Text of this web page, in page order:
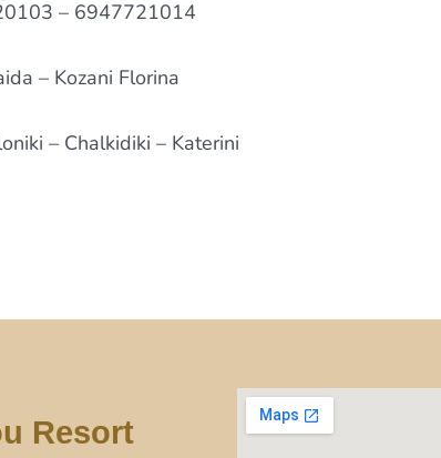
– 6947721014
– Kozani Florina
– Chalkidiki – Katerini
Resort